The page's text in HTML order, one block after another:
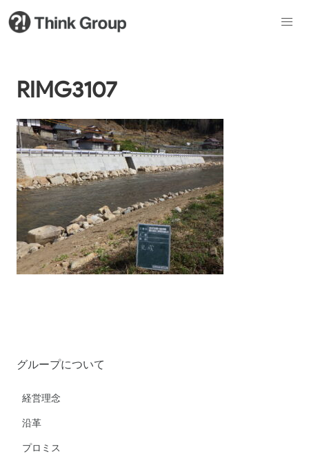
RIMG3107
グループについて
経営理念
沿革
プロミス